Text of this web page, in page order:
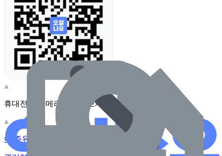
휴대전화 카메라로 찍어보세요
이 주유소의 사장님이신가요?